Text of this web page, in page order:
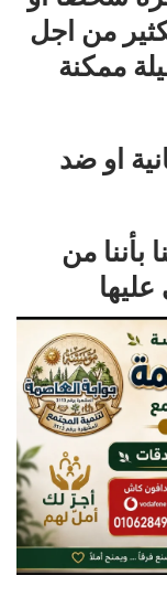
من اجل
ممكنة
او ضد
بأننا من